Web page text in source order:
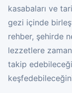
kasabaları ve
gezi içinde
rehber, şehirde
lezzetlere
takip